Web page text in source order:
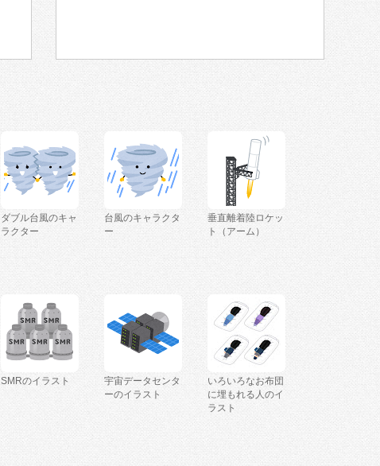
ダブル台風のキャ
ラクター
台風のキャラクタ
ー
垂直離着陸ロケッ
ト（アーム）
SMRのイラスト
宇宙データセンタ
ーのイラスト
いろいろなお布団
に埋もれる人のイ
ラスト